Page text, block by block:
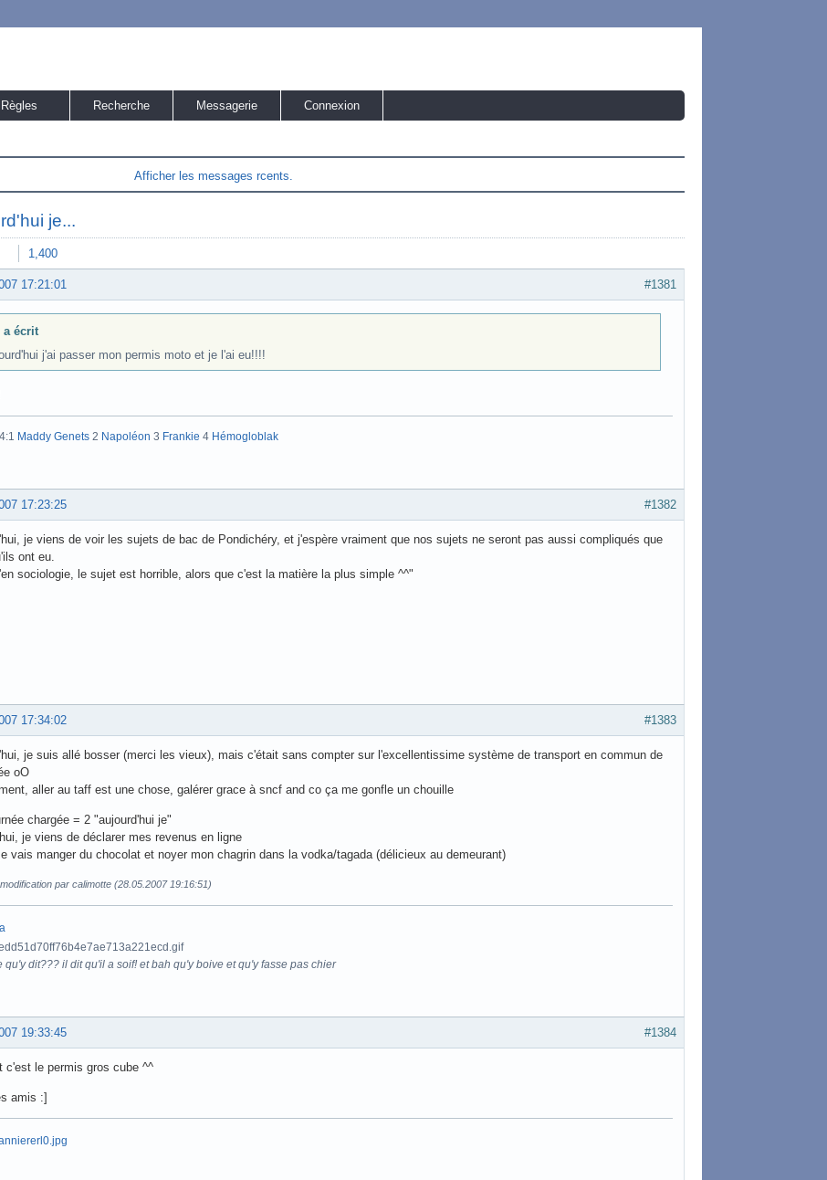
Règles Recherche Messagerie Connexion
Afficher les messages rcents.
je...
1,400
#1381
17:21:01
a écrit
j'ai passer mon permis moto et je l'ai eu!!!!
Maddy Genets 2 Napoléon 3 Frankie 4 Hémogloblak
#1382
17:23:25
je viens de voir les sujets de bac de Pondichéry, et j'espère vraiment que nos sujets ne seront pas aussi compliqués que
ont eu.
sociologie, le sujet est horrible, alors que c'est la matière la plus simple ^^"
#1383
17:34:02
je suis allé bosser (merci les vieux), mais c'était sans compter sur l'excellentissime système de transport en commun de
oO
aller au taff est une chose, galérer grace à sncf and co ça me gonfle un chouille
chargée = 2 "aujourd'hui je"
je viens de déclarer mes revenus en ligne
vais manger du chocolat et noyer mon chagrin dans la vodka/tagada (délicieux au demeurant)
par calimotte (28.05.2007 19:16:51)
qu'y dit??? il dit qu'il a soif! et bah qu'y boive et qu'y fasse pas chier
#1384
19:33:45
c'est le permis gros cube ^^
amis :]